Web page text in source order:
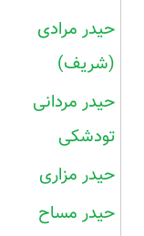
حیدر مرادی
(شریف)
حیدر مردانی
تودشکی
حیدر مزاری
حیدر مساح